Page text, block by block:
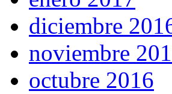
diciembre
noviembre
octubre 2016